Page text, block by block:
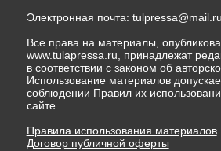
Электронная почта: tulpressa@mail.ru
Все права на материалы,
www.tulapressa.ru, принадлежат
в соответствии с законом об
Использование материалов
соблюдении Правил их
сайте.
Правила использования материалов
Договор публичной оферты